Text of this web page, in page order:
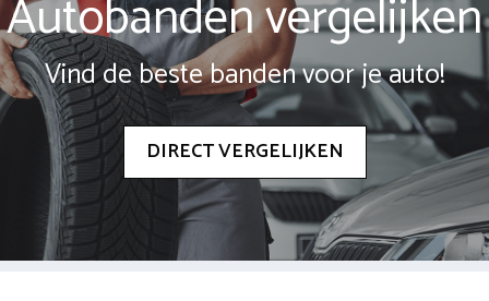
Autobanden vergelijken
Vind de beste banden voor je auto!
DIRECT VERGELIJKEN